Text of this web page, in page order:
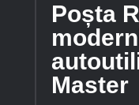
Poșta
Master